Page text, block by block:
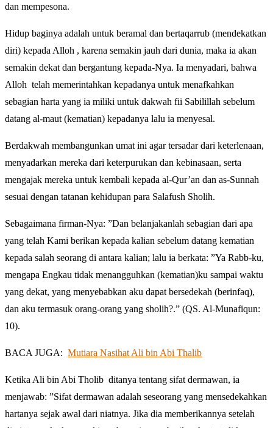
dan mempesona.
Hidup baginya adalah untuk beramal dan bertaqarrub (mendekatkan
diri) kepada Alloh , karena semakin jauh dari dunia, maka ia akan
semakin dekat dan bergantung kepada-Nya. Ia menyadari, bahwa
Alloh telah memerintahkan kepadanya untuk menafkahkan
sebagian harta yang ia miliki untuk dakwah fii Sabilillah sebelum
datang al-maut (kematian) kepadanya lalu ia menyesal.
Berdakwah membangunkan umat ini agar tersadar dari keterlenaan,
menyadarkan mereka dari keterpurukan dan kebinasaan, serta
mengajak mereka untuk kembali kepada al-Qur’an dan as-Sunnah
sesuai dengan tatanan kehidupan para Salafush Sholih.
Sebagaimana firman-Nya: ”Dan belanjakanlah sebagian dari apa
yang telah Kami berikan kepada kalian sebelum datang kematian
kepada salah seorang di antara kalian; lalu ia berkata: ”Ya Rabb-ku,
mengapa Engkau tidak menangguhkan (kematian)ku sampai waktu
yang dekat, yang menyebabkan aku dapat bersedekah (berinfaq),
dan aku termasuk orang-orang yang sholih?.” (QS. Al-Munafiqun:
10).
BACA JUGA: Mutiara Nasihat Ali bin Abi Thalib
Ketika Ali bin Abi Tholib ditanya tentang sifat dermawan, ia
menjawab: ”Sifat dermawan adalah seseorang yang mensedekahkan
hartanya sejak awal dari niatnya. Jika dia memberikannya setelah